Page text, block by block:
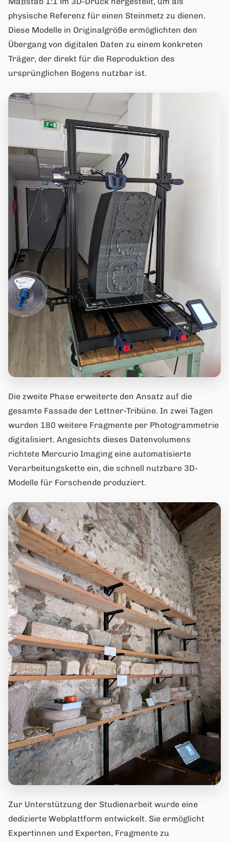
physische Referenz für einen Steinmetz zu dienen.
Diese Modelle in Originalgröße ermöglichten den
Übergang von digitalen Daten zu einem konkreten
Träger, der direkt für die Reproduktion des
ursprünglichen Bogens nutzbar ist.
Die zweite Phase erweiterte den Ansatz auf die
gesamte Fassade der Lettner-Tribüne. In zwei Tagen
wurden 180 weitere Fragmente per Photogrammetrie
digitalisiert. Angesichts dieses Datenvolumens
richtete Mercurio Imaging eine automatisierte
Verarbeitungskette ein, die schnell nutzbare 3D-
Modelle für Forschende produziert.
Zur Unterstützung der Studienarbeit wurde eine
dedizierte Webplattform entwickelt. Sie ermöglicht
Expertinnen und Experten, Fragmente zu